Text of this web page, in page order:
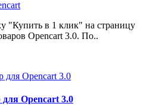
"Купить в 1 клик" на страницу
Opencart 3.0. По..
Opencart 3.0